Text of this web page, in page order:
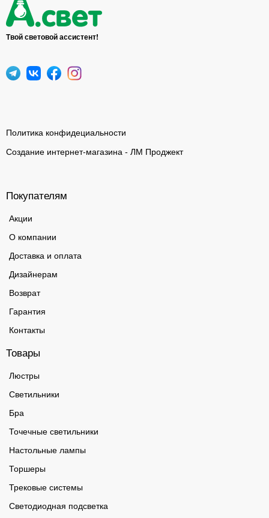
Твой световой ассистент!
Политика конфидециальности
Создание интернет-магазина - ЛМ Проджект
Покупателям
Акции
О компании
Доставка и оплата
Дизайнерам
Возврат
Гарантия
Контакты
Товары
Люстры
Светильники
Бра
Точечные светильники
Настольные лампы
Торшеры
Трековые системы
Светодиодная подсветка